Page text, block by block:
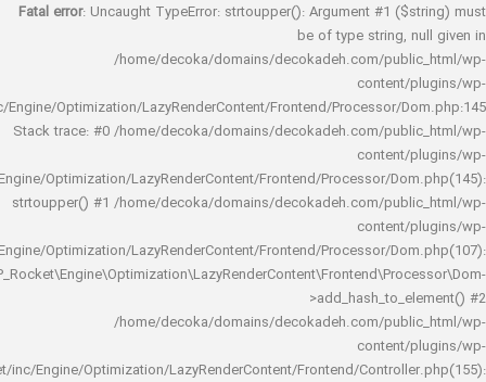
Fatal error : Uncaught TypeError: strtoupper(): Argument #1
be of type string,
/home/decoka/domains/decokadeh.com/
rocket/inc/Engine/Optimization/LazyRenderContent/Frontend/Processor/
Stack trace: #0 /home/decoka/domains/decokadeh.com/
rocket/inc/Engine/Optimization/LazyRenderContent/Frontend/Processor/
strtoupper() #1 /home/decoka/domains/decokadeh.com/
rocket/inc/Engine/Optimization/LazyRenderContent/Frontend/Processor/
/home/decoka/domains/decokadeh.com/
rocket/inc/Engine/Optimization/LazyRenderContent/Frontend/